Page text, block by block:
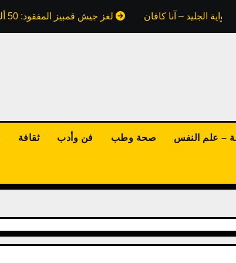
الجليد – آنا كافان لغز جيش قمبيز المفقود: 50 ألف جندي ابتلعتهم رمال مصر.. هل كذبت علينا كتب التاريخ؟
ثقافة فن وأدب صحة وطب – علم النفس